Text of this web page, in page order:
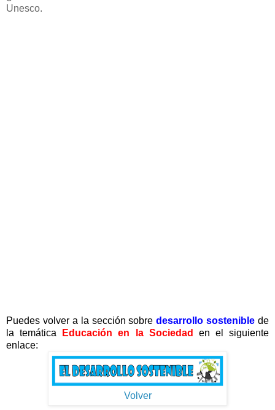
Unesco.
Puedes volver a la sección sobredesarrollo sostenible de
la temática
Educación en la Sociedad
en el siguiente
enlace:
Volver